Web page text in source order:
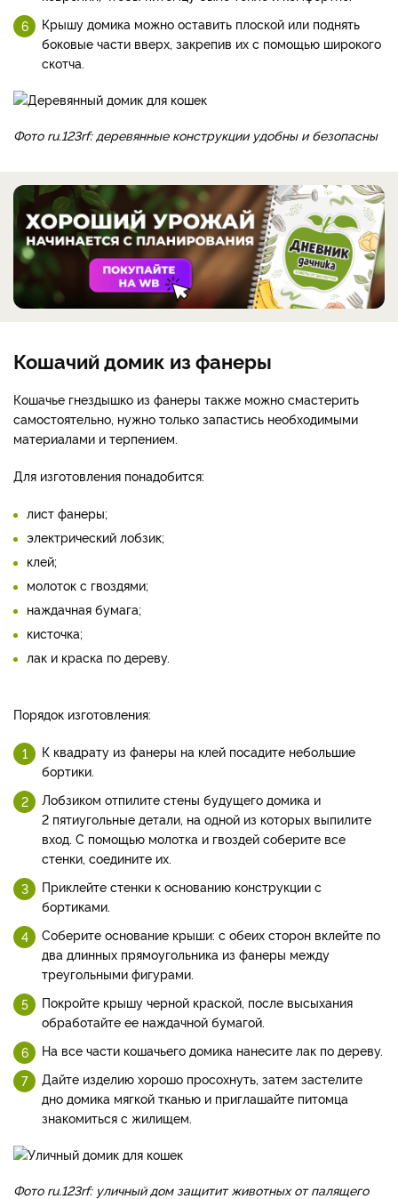
Крышу домика можно оставить плоской или поднять
боковые части вверх, закрепив их с помощью широкого
скотча.
Фото ru.123rf: деревянные конструкции удобны и безопасны
Кошачий домик из фанеры
Кошачье гнездышко из фанеры также можно смастерить
самостоятельно, нужно только запастись необходимыми
материалами и терпением.
Для изготовления понадобится:
лист фанеры;
электрический лобзик;
клей;
молоток с гвоздями;
наждачная бумага;
кисточка;
лак и краска по дереву.
Порядок изготовления:
К квадрату из фанеры на клей посадите небольшие
бортики.
Лобзиком отпилите стены будущего домика и
2 пятиугольные детали, на одной из которых выпилите
вход. С помощью молотка и гвоздей соберите все
стенки, соедините их.
Приклейте стенки к основанию конструкции с
бортиками.
Соберите основание крыши: с обеих сторон вклейте по
два длинных прямоугольника из фанеры между
треугольными фигурами.
Покройте крышу черной краской, после высыхания
обработайте ее наждачной бумагой.
На все части кошачьего домика нанесите лак по дереву.
Дайте изделию хорошо просохнуть, затем застелите
дно домика мягкой тканью и приглашайте питомца
знакомиться с жилищем.
Фото ru.123rf: уличный дом защитит животных от палящего